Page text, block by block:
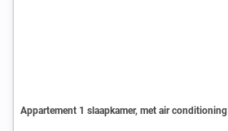
Appartement 1 slaapkamer, met air conditioning